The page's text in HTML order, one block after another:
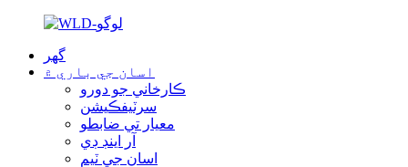
گھر
اسان جي باري ۾
ڪارخاني جو دورو
سرٽيفڪيشن
معيار تي ضابطو
آر اينڊ ڊي
اسان جي ٽيم